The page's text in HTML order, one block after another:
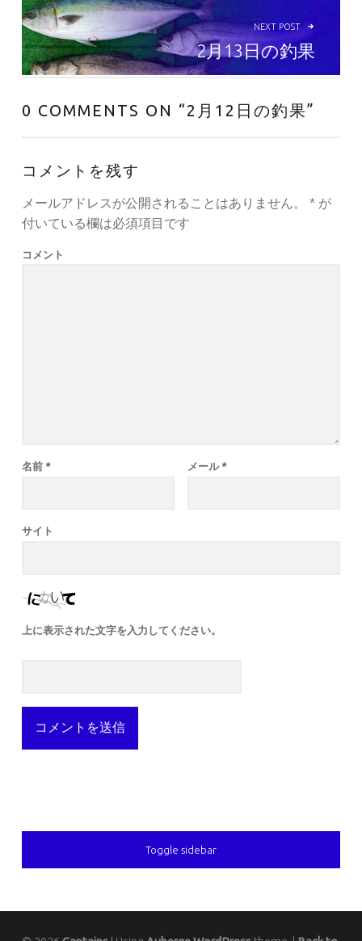
NEXT POST
2月13日の釣果
0 COMMENTS ON “2月12日の釣果”
コメントを残す
メールアドレスが公開されることはありません。 *が
付いている欄は必須項目です
コメント
名前 * メール *
サイト
上に表示された文字を入力してください。
SIDEBAR
Toggle sidebar